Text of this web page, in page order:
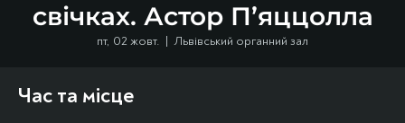
свічках. Астор П’яццолла
пт, 02 жовт.
  |
Львівський органний зал
Час та місце